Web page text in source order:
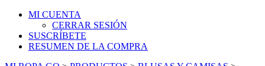
MI CUENTA
CERRAR SESIÓN
SUSCRÍBETE
RESUMEN DE LA COMPRA